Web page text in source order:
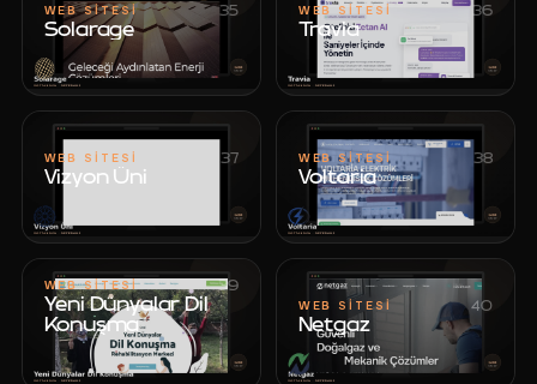
WEB SITESI 35
Solarage
Solarage
WEB SITESI 36
Travia
Travia
WEB SITESI 37
Vizyon Üni
Vizyon Üni
WEB SITESI 38
Voltaria
Voltaria
WEB SITESI 39
Yeni Dünyalar Dil
Konuşma
Yeni Dünyalar Dil
Konuşma
WEB SITESI 40
Netgaz
Netgaz